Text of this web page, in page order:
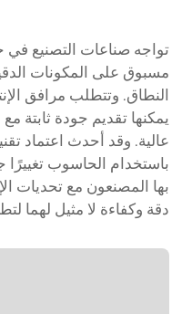
تواجه صناعات التصنيع في
مسبوق على المكونات
النطاق. وتتطلب مرافق
يمكنها تقديم جودة ثابتة
عالية. وقد أحدث اعتماد
باستخدام الحاسوب تغييرًا
بها المصنعون مع تحديات
دقة وكفاءة لا مثيل لهما